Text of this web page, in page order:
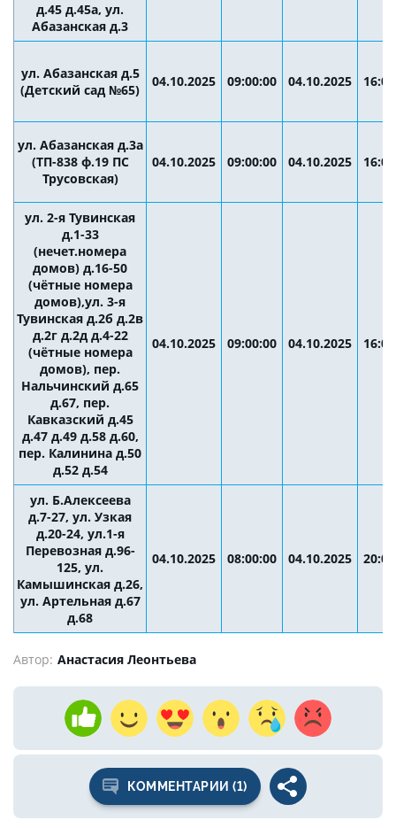
д.45 д.45а, ул.
Абазанская д.3
ул. Абазанская д.5
(Детский сад №65)
04.10.2025 09:00:00 04.10.2025
ул. Абазанская д.3а
(ТП-838 ф.19 ПС
Трусовская)
04.10.2025 09:00:00 04.10.2025
ул. 2-я Тувинская
д.1-33
(нечет.номера
домов) д.16-50
(чётные номера
домов),ул. 3-я
Тувинская д.2б д.2в
д.2г д.2д д.4-22
(чётные номера
домов), пер.
Нальчинский д.65
д.67, пер.
Кавказский д.45
д.47 д.49 д.58 д.60,
пер. Калинина д.50
д.52 д.54
04.10.2025 09:00:00 04.10.2025
ул. Б.Алексеева
д.7-27, ул. Узкая
д.20-24, ул.1-я
Перевозная д.96-
125, ул.
Камышинская д.26,
ул. Артельная д.67
д.68
04.10.2025 08:00:00 04.10.2025
Автор: Анастасия Леонтьева
КОММЕНТАРИИ (1)